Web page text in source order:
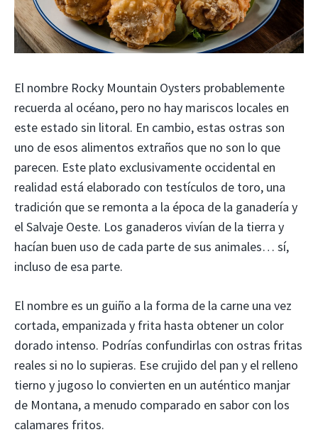
El nombre Rocky Mountain Oysters probablemente
recuerda al océano, pero no hay mariscos locales en
este estado sin litoral. En cambio, estas ostras son
uno de esos alimentos extraños que no son lo que
parecen. Este plato exclusivamente occidental en
realidad está elaborado con testículos de toro, una
tradición que se remonta a la época de la ganadería y
el Salvaje Oeste. Los ganaderos vivían de la tierra y
hacían buen uso de cada parte de sus animales… sí,
incluso de esa parte.
El nombre es un guiño a la forma de la carne una vez
cortada, empanizada y frita hasta obtener un color
dorado intenso. Podrías confundirlas con ostras fritas
reales si no lo supieras. Ese crujido del pan y el relleno
tierno y jugoso lo convierten en un auténtico manjar
de Montana, a menudo comparado en sabor con los
calamares fritos.